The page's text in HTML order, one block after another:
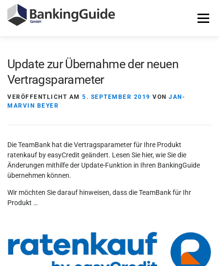
Zum
Inhalt
springen
Menü
KONTAKT
Update zur Übernahme der neuen
Vertragsparameter
VERÖFFENTLICHT AM 5. SEPTEMBER 2019 VON JAN-
MARVIN BEYER
Die TeamBank hat die Vertragsparameter für Ihre Produkt
ratenkauf by easyCredit geändert. Lesen Sie hier, wie Sie die
Änderungen mithilfe der Update-Funktion in Ihren BankingGuide
übernehmen können.
Wir möchten Sie darauf hinweisen, dass die TeamBank für Ihr
Produkt …